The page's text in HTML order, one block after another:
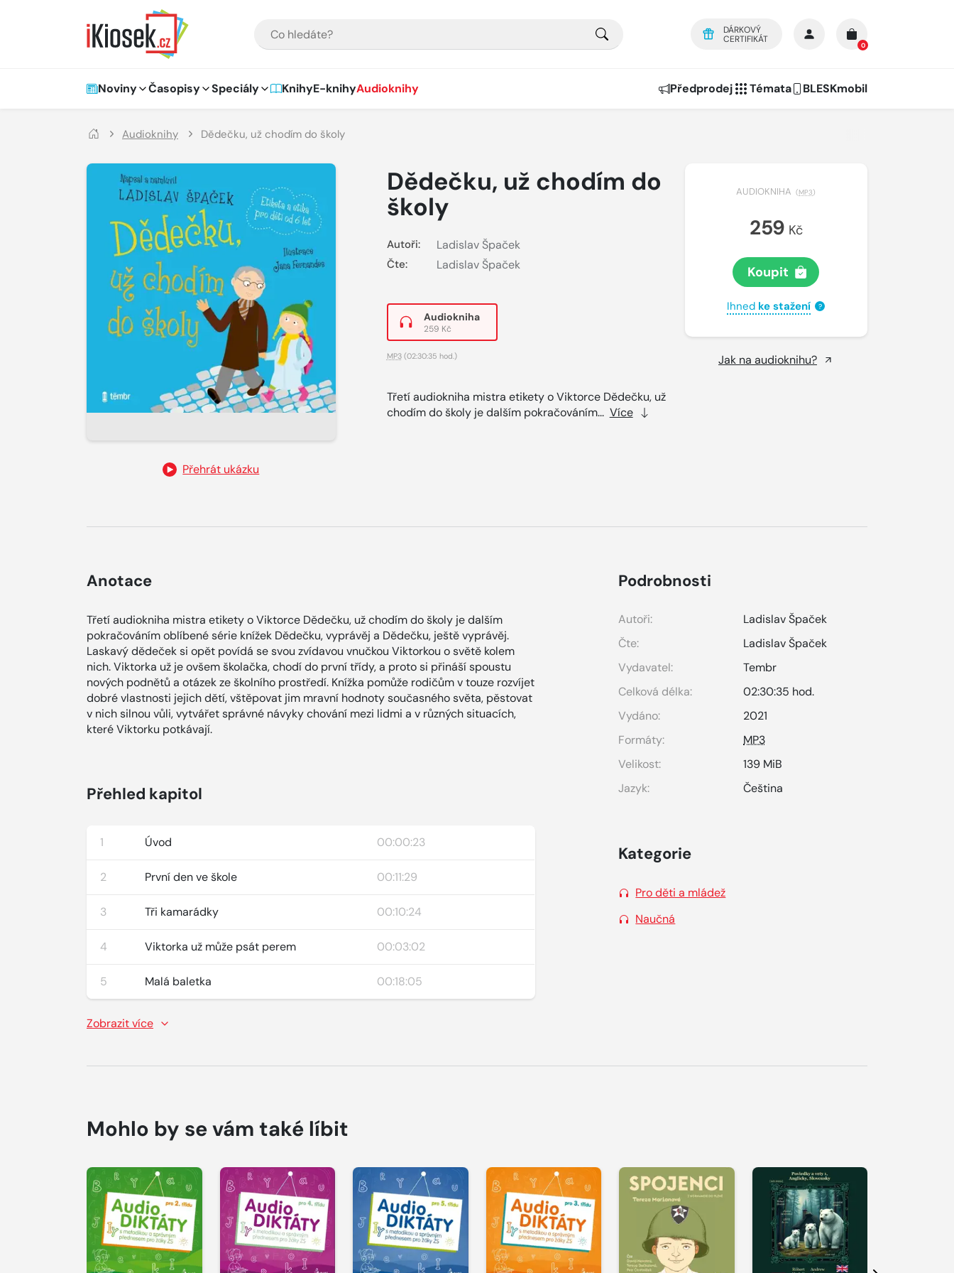
DÁRKOVÝ
CERTIFIKÁT
0
Hlavní navigace
Noviny Časopisy Speciály KnihyE-knihyAudioknihy Předprodej Témata BLESKmobil
Audioknihy Dědečku, už chodím do školy
Přehrát ukázku
Dědečku, už chodím do
školy
Autoři: Ladislav Špaček
Čte: Ladislav Špaček
Audiokniha
259 Kč
MP3(02:30:35 hod.)
Třetí audiokniha mistra etikety o Viktorce Dědečku, už
chodím do školy je dalším pokračováním... Více
AUDIOKNIHA (MP3)
259 Kč
Koupit
Ihned ke stažení ?
Jak na audioknihu?
Anotace
Třetí audiokniha mistra etikety o Viktorce Dědečku, už chodím do školy je dalším
pokračováním oblíbené série knížek Dědečku, vyprávěj a Dědečku, ještě vyprávěj.
Laskavý dědeček si opět povídá se svou zvídavou vnučkou Viktorkou o světě kolem
nich. Viktorka už je ovšem školačka, chodí do první třídy, a proto si přináší spoustu
nových podnětů a otázek ze školního prostředí. Knížka pomůže rodičům v touze rozvíjet
dobré vlastnosti jejich dětí, vštěpovat jim mravní hodnoty současného světa, pěstovat
v nich silnou vůli, vytvářet správné návyky chování mezi lidmi a v různých situacích,
které Viktorku potkávají.
Přehled kapitol
1 Úvod 00:00:23
2 První den ve škole 00:11:29
3 Tři kamarádky 00:10:24
4 Viktorka už může psát perem 00:03:02
5 Malá baletka 00:18:05
Zobrazit více
Podrobnosti
Autoři:
Ladislav Špaček
Čte:
Ladislav Špaček
Vydavatel:
Tembr
Celková délka:
02:30:35 hod.
Vydáno:
2021
Formáty:
MP3
Velikost:
139 MiB
Jazyk:
Čeština
Kategorie
Pro děti a mládež
Naučná
Mohlo by se vám také líbit
Přehrát
ukázku
Přehrát
ukázku
Přehrát
ukázku
Přehrát
ukázku
Přehrát
ukázku
Přehrát
ukázku